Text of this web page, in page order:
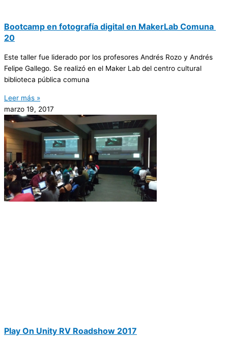
Bootcamp ​​en​​ fotografía​ ​digital ​​en ​​Maker​​Lab ​​Comuna​ ​
20
Este taller fue liderado por los profesores Andrés Rozo y Andrés
Felipe Gallego. Se realizó en el Maker Lab del centro cultural
biblioteca pública comuna
Leer más »
marzo 19, 2017
Play​​ On ​​Unity​​ RV​​ Roadshow​​ 2017